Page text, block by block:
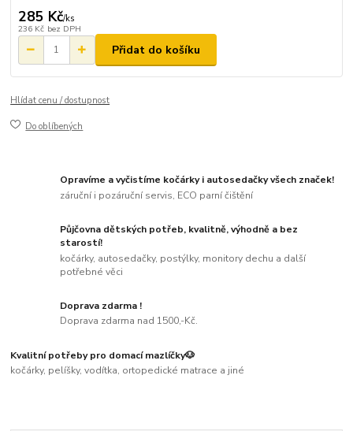
285 Kč/ks
236 Kč bez DPH
Přidat do košíku
Hlídat cenu / dostupnost
Do oblíbených
Opravíme a vyčistíme kočárky i autosedačky všech značek!
záruční i pozáruční servis, ECO parní čištění
Půjčovna dětských potřeb, kvalitně, výhodně a bez
starostí!
kočárky, autosedačky, postýlky, monitory dechu a další
potřebné věci
Doprava zdarma !
Doprava zdarma nad 1500,-Kč.
Kvalitní potřeby pro domací mazlíčky🐶
kočárky, pelíšky, vodítka, ortopedické matrace a jiné